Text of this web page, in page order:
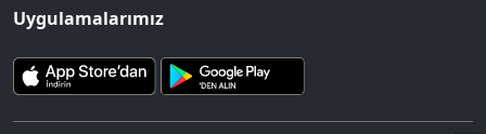
Uygulamalarımız